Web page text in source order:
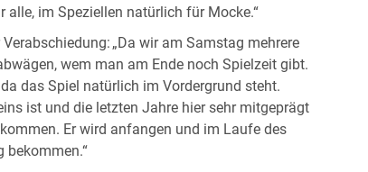
im Speziellen natürlich für Mocke.“
„Da wir am Samstag mehrere
wem man am Ende noch Spielzeit gibt.
das Spiel natürlich im Vordergrund steht.
ist und die letzten Jahre hier sehr mitgeprägt
Er wird anfangen und im Laufe des
bekommen.“